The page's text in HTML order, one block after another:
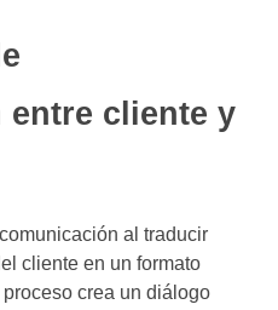
cliente y
al traducir
cliente en un formato
crea un diálogo